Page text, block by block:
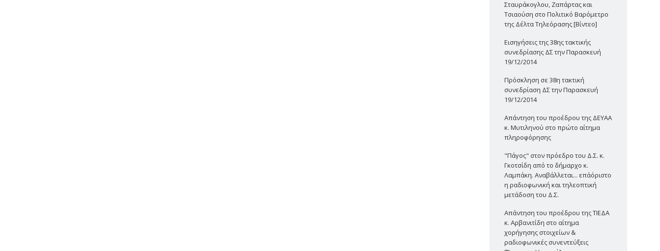
Σταυράκογλου, Ζαπάρτας και
Τσιαούση στο Πολιτικό Βαρόμετρο
της Δέλτα Τηλεόρασης [Βίντεο]
Εισηγήσεις της 38ης τακτικής
συνεδρίασης ΔΣ την Παρασκευή
19/12/2014
Πρόσκληση σε 38η τακτική
συνεδρίαση ΔΣ την Παρασκευή
19/12/2014
Απάντηση του προέδρου της ΔΕΥΑΑ
κ. Μυτιληνού στο πρώτο αίτημα
πληροφόρησης
"Πάγος" στον πρόεδρο του Δ.Σ. κ.
Γκοτσίδη από το δήμαρχο κ.
Λαμπάκη. Αναβάλλεται... επ΄αόριστο
η ραδιοφωνική και τηλεοπτική
μετάδοση του Δ.Σ.
Απάντηση του προέδρου της ΤΙΕΔΑ
κ. Αρβανιτίδη στο αίτημα
χορήγησης στοιχείων &
ραδιοφωνικές συνεντεύξεις